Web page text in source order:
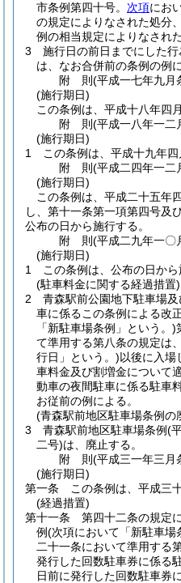
市条例第四十号。 次項にお
の規定によりなされた処分
例の相当規定によりなされ
3
施行日の前日までにした
は、なお合併前の条例の例に
附 則(平成一七年九月
(施行期日)
この条例は、平成十八年四
附 則(平成一八年一二
(施行期日)
1
この条例は、平成十九年四
附 則(平成二四年一二
(施行期日)
この条例は、平成二十五年
し、第十一条第一項第四号及
公布の日から施行する。
附 則(平成二九年一〇
(施行期日)
1
この条例は、公布の日から
(駐車料金に関する経過措置)
2
青森駅前公園地下駐車場
車に係るこの条例による改
「新駐車場条例」という。)
て準用する第八条の規定は
行日」という。)以後に入場
車料金及び割増金について
動車の夜間駐車に係る駐車
お従前の例による。
(青森駅前地区駐車場条例の
3
青森駅前地区駐車場条例(
二号)は、廃止する。
附 則(平成三一年三月
(施行期日)
第一条
この条例は、平成三
(経過措置)
第十一条
第四十二条の規定
例(次項において「新駐車場
二十一条において準用する
発行した回数駐車券に係る
日前に発行した回数駐車券